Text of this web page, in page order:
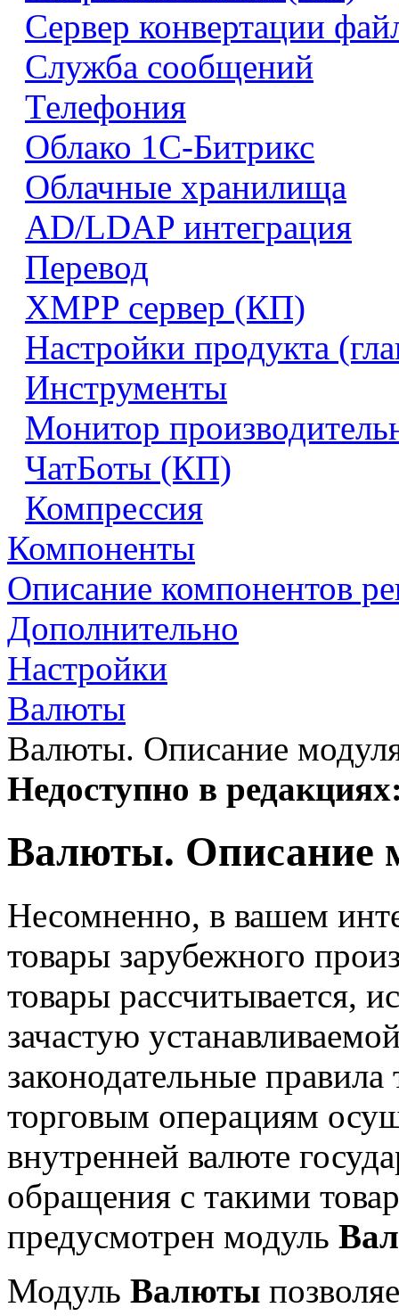
Сервер конвертации
Служба сообщений
Телефония
Облако 1С-Битрикс
Облачные хранилища
AD/LDAP интеграция
Перевод
XMPP сервер (КП)
Настройки продукта
Инструменты
Монитор
ЧатБоты (КП)
Компрессия
Компоненты
Описание компонентов
Дополнительно
Настройки
Валюты
Валюты. Описание
Недоступно в
Валюты. Описание
Несомненно, в вашем
товары зарубежного
товары рассчитывается,
зачастую
законодательные
торговым операциям
внутренней валюте
обращения с такими
предусмотрен модуль
Модуль Валюты